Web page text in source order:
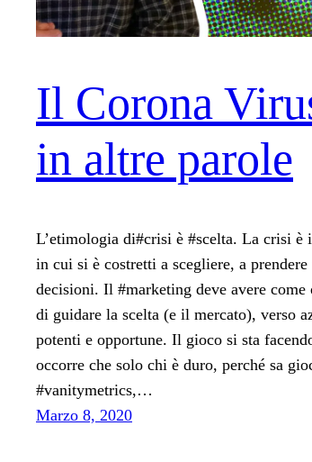
Il Corona
in altre parole
L’etimologia di#crisi è #scelta. La crisi è
in cui si è costretti a scegliere, a prendere
decisioni. Il #marketing deve avere come
di guidare la scelta (e il mercato), verso
potenti e opportune. Il gioco si sta
occorre che solo chi è duro, perché sa
#vanitymetrics,…
Marzo 8, 2020